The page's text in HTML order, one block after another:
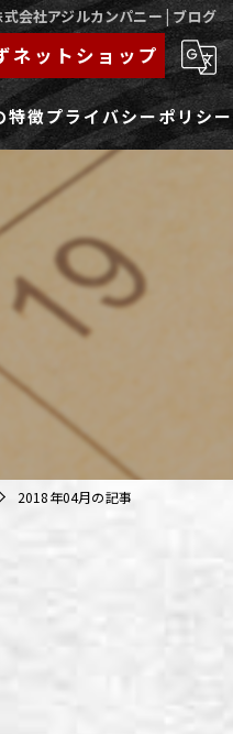
会社アジルカンパニー | ブログ
ネットショップ
特徴
じゃ
そば
き
プライバシーポリシー
2018年04月の記事